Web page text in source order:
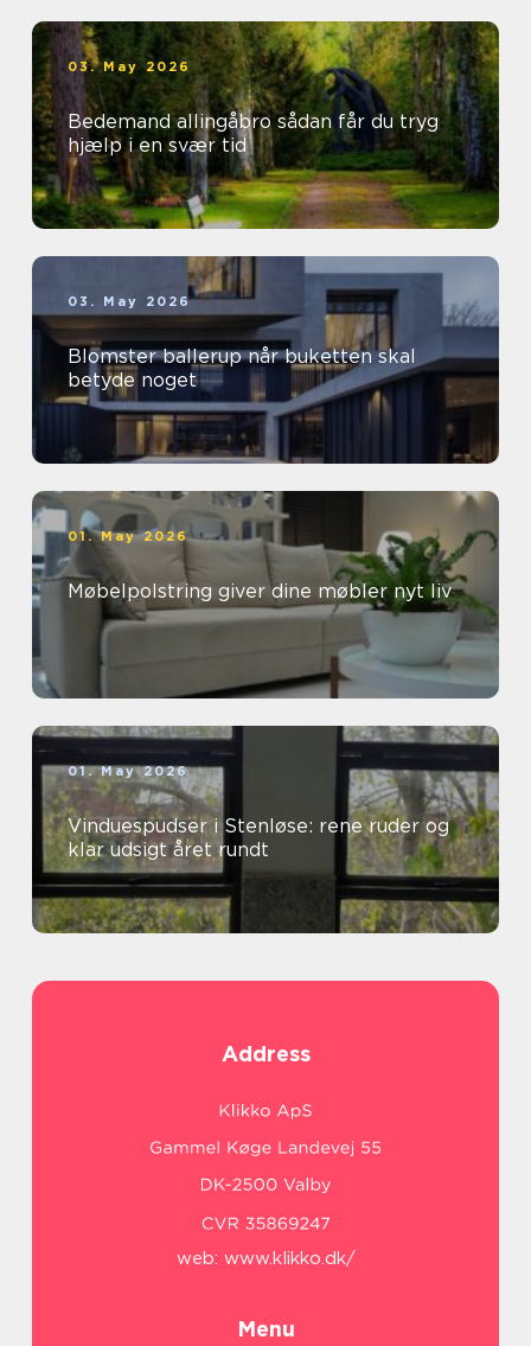
03. May 2026
Bedemand allingåbro sådan får du tryg
hjælp i en svær tid
03. May 2026
Blomster ballerup når buketten skal
betyde noget
01. May 2026
Møbelpolstring giver dine møbler nyt liv
01. May 2026
Vinduespudser i Stenløse: rene ruder og
klar udsigt året rundt
Address
web: www.klikko.dk/
Menu